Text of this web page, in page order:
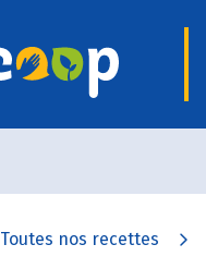
Toutes nos recettes